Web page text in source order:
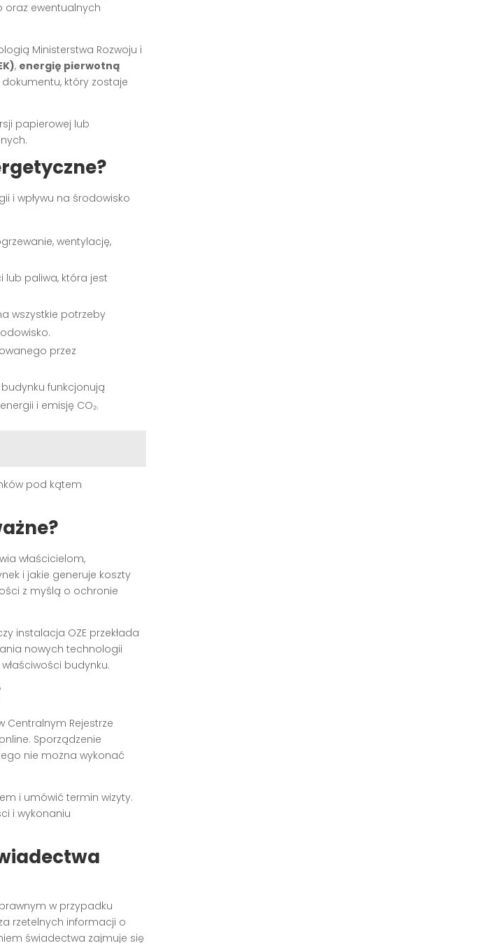
oraz ewentualnych
Ministerstwa Rozwoju i
, energię pierwotną
który zostaje
papierowej lub
i wpływu na środowisko
wentylację,
lub paliwa, która jest
wszystkie potrzeby
przez
budynku funkcjonują
i emisję CO₂.
pod kątem
właścicielom,
i jakie generuje koszty
z myślą o ochronie
instalacja OZE przekłada
nowych technologii
budynku.
Centralnym Rejestrze
Sporządzenie
nie można wykonać
i umówić termin wizyty.
i wykonaniu
w przypadku
rzetelnych informacji o
świadectwa zajmuje się